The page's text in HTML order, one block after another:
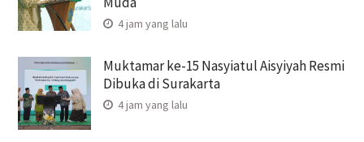
4 jam yang lalu
Muktamar ke-15 Nasyiatul Aisyiyah Resmi
Dibuka di Surakarta
4 jam yang lalu